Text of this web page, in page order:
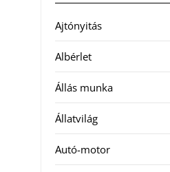
Ajtónyitás
Albérlet
Állás munka
Állatvilág
Autó-motor